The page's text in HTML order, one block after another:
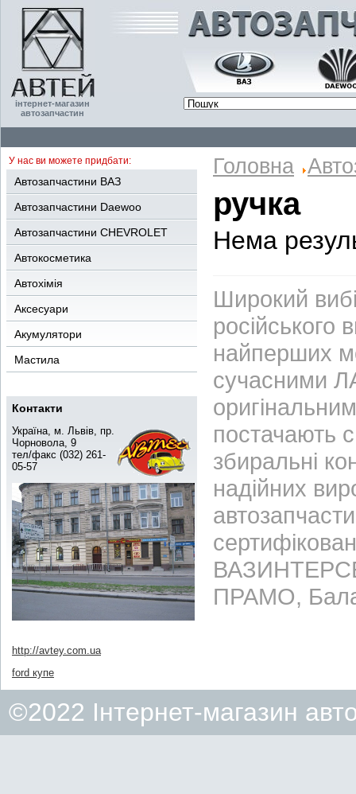
інтернет-магазин
автозапчастин
У нас ви можете придбати:
Автозапчастини ВАЗ
Автозапчастини Daewoo
Автозапчастини CHEVROLET
Автокосметика
Автохімія
Аксесуари
Акумулятори
Мастила
Контакти
Україна, м. Львів, пр.
Чорновола, 9
тел/факс (032) 261-
05-57
http://avtey.com.ua
ford купе
Головна
ручка
Нема
Широкий
найперших
сучасними
постачають
збиральні
надійних
ПРАМО,
©2022 Інтернет-магазин